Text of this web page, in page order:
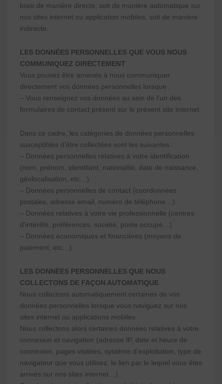
biais de manière directe, soit de manière automatique sur
nos sites internet ou application mobiles, soit de manière
indirecte.
LES DONNÉES PERSONNELLES QUE VOUS NOUS
COMMUNIQUEZ DIRECTEMENT
Vous pouvez être amenés à nous communiquer
directement vos données personnelles lorsque :
– Vous renseignez vos données au sein de l’un des
formulaires de contact présent sur le présent site internet.
Dans ce cadre, les catégories de données personnelles
susceptibles d’être collectées sont les suivantes :
– Données personnelles relatives à votre identification
(nom, prénom, identifiant, nationalité, date de naissance,
géolocalisation, etc…)
– Données personnelles de contact (coordonnées
postales, adresse email, numéro de téléphone…)
– Données relatives à votre vie professionnelle (centres
d’intérêts, préférences, société, poste occupé…)
– Données économiques et financières (moyens de
paiement, etc…)
LES DONNÉES PERSONNELLES QUE NOUS
COLLECTONS DE FAÇON AUTOMATIQUE
Nous collectons automatiquement certaines de vos
données personnelles lorsque vous naviguez sur nos
sites internet ou applications mobiles.
Nous collectons alors certaines données relatives à votre
connexion et navigation (adresse IP, date et heure de
connexion, pages visitées, système d’exploitation, type de
navigateur que vous utilisez, le lien par le lequel vous êtes
arrivés sur nos sites internet…).